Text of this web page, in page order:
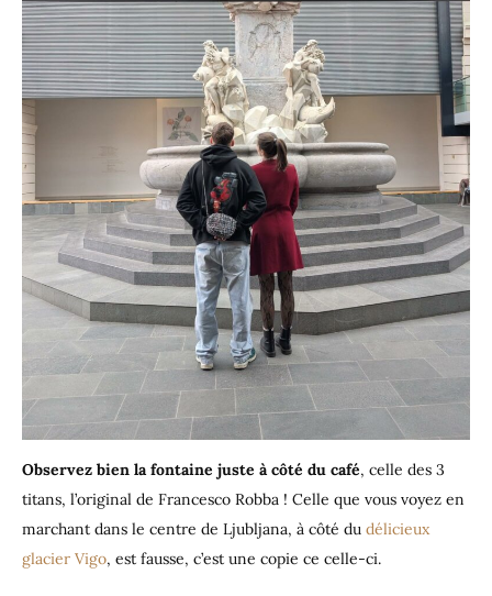
Observez bien la fontaine juste à côté du café, celle des 3
titans, l’original de Francesco Robba ! Celle que vous voyez en
marchant dans le centre de Ljubljana, à côté du délicieux
glacier Vigo, est fausse, c’est une copie ce celle-ci.